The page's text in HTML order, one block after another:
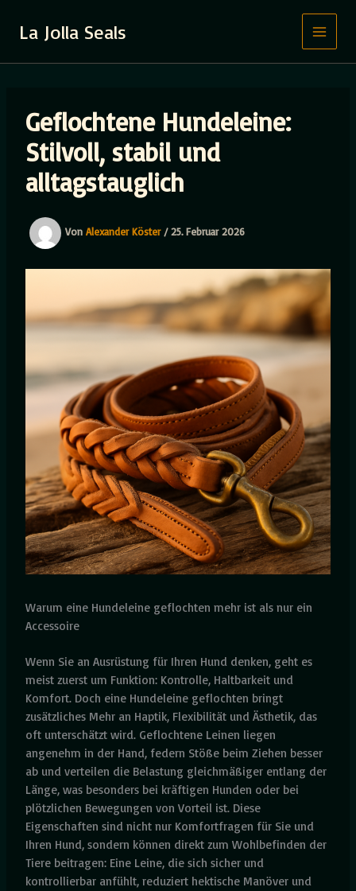
InhaltLa Jolla Seals
Geflochtene Hundeleine:
Stilvoll, stabil und
alltagstauglich
VonAlexander Köster/25. Februar 2026
Warum eine Hundeleine geflochten mehr ist als nur ein
Accessoire
Wenn Sie an Ausrüstung für Ihren Hund denken, geht es
meist zuerst um Funktion: Kontrolle, Haltbarkeit und
Komfort. Doch eine Hundeleine geflochten bringt
zusätzliches Mehr an Haptik, Flexibilität und Ästhetik, das
oft unterschätzt wird. Geflochtene Leinen liegen
angenehm in der Hand, federn Stöße beim Ziehen besser
ab und verteilen die Belastung gleichmäßiger entlang der
Länge, was besonders bei kräftigen Hunden oder bei
plötzlichen Bewegungen von Vorteil ist. Diese
Eigenschaften sind nicht nur Komfortfragen für Sie und
Ihren Hund, sondern können direkt zum Wohlbefinden der
Tiere beitragen: Eine Leine, die sich sicher und
kontrollierbar anfühlt, reduziert hektische Manöver und